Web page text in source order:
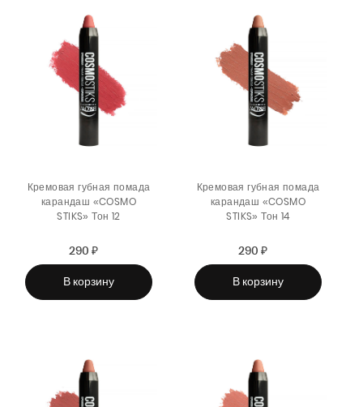
Кремовая губная помада
карандаш «COSMO
STIKS» Тон 12
Sale
price
290 ₽
price
В корзину
Кремовая губная помада
карандаш «COSMO
STIKS» Тон 14
Sale
price
290 ₽
price
В корзину